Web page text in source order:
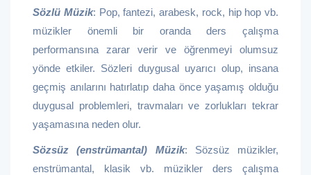
Sözlü Müzik: Pop, fantezi, arabesk, rock, hip hop vb.
müzikler önemli bir oranda ders çalışma
performansına zarar verir ve öğrenmeyi olumsuz
yönde etkiler. Sözleri duygusal uyarıcı olup, insana
geçmiş anılarını hatırlatıp daha önce yaşamış olduğu
duygusal problemleri, travmaları ve zorlukları tekrar
yaşamasına neden olur.
Sözsüz (enstrümantal) Müzik: Sözsüz müzikler,
enstrümantal, klasik vb. müzikler ders çalışma